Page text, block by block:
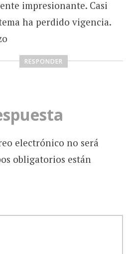
impresionante. Casi
ha perdido vigencia.
RESPONDER
electrónico no será
obligatorios están